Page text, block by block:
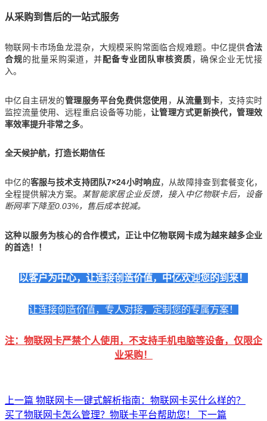
从采购到售后的一站式服务
物联网卡市场鱼龙混杂，大规模采购常面临合规难题。中亿提供合法
合规的批量采购渠道，并配备专业团队审核资质，确保企业无忧接
入。
中亿自主研发的管理服务平台免费供您使用 ， 从流量到卡，支持实时
监控流量使用、远程重启设备等功能，让管理方式更新换代，管理效
率效率提升非常之多。
全天候护航，打造长期信任
中亿的客服与技术支持团队7×24小时响应，从故障排查到套餐变化，
全程提供解决方案。 某智能家居企业反馈，接入中亿物联卡后，设备
断网率下降至0.03%，售后成本锐减。
这种以服务为核心的合作模式，正让中亿物联网卡成为越来越多企业
的首选！！
以客户为中心，让连接创造价值，中亿欢迎您的到来！
让连接创造价值， 专人对接， 定制您的专属方案！
注：物联网卡严禁个人使用，不支持手机电脑等设备，仅限企
业采购！
上一篇 物联网卡一键式解析指南：物联网卡买什么样的？
买了物联网卡怎么管理？物联卡平台帮助您！ 下一篇